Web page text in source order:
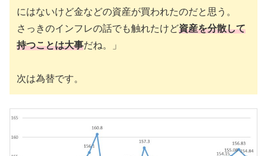
にはないけど金などの資産が買われたのだと思う。
さっきのインフレの話でも触れたけど資産を分散して
持つことは大事だね。」
次は為替です。